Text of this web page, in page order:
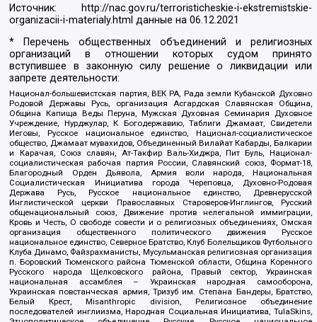
Источник:
http://nac.gov.ru/terroristicheskie-i-ekstremistskie-
organizacii-i-materialy.html данные на06.12.2021
* Перечень общественных объединений и религиозных
организаций в отношении которых судом принято
вступившее в законную силу решение о ликвидации или
запрете деятельности:
Национал-большевистская партия, ВЕК РА, Рада земли Кубанской Духовно
Родовой Державы Русь, организация Асгардская Славянская Община,
Община Капища Веды Перуна, Мужская Духовная Семинария Духовное
Учреждение, Нурджулар, К Богодержавию, Таблиги Джамаат, Свидетели
Иеговы, Русское национальное единство, Национал-социалистическое
общество, Джамаат мувахидов, Объединенный Вилайат Кабарды, Балкарии
и Карачая, Союз славян, Ат-Такфир Валь-Хиджра, Пит Буль, Национал-
социалистическая рабочая партия России, Славянский союз, Формат-18,
Благородный Орден Дьявола, Армия воли народа, Национальная
Социалистическая Инициатива города Череповца, Духовно-Родовая
Держава Русь, Русское национальное единство, Древнерусской
Инглистической церкви Православных Староверов-Инглингов, Русский
общенациональный союз, Движение против нелегальной иммиграции,
Кровь и Честь, О свободе совести и о религиозных объединениях, Омская
организация общественного политического движения Русское
национальное единство, Северное Братство, Клуб Болельщиков Футбольного
Клуба Динамо, Файзрахманисты, Мусульманская религиозная организация
п. Боровский Тюменского района Тюменской области, Община Коренного
Русского народа Щелковского района, Правый сектор, Украинская
национальная ассамблея – Украинская народная самооборона,
Украинская повстанческая армия, Тризуб им. Степана Бандеры, Братство,
Белый Крест, Misanthropic division, Религиозное объединение
последователей инглиизма, Народная Социальная Инициатива, TulaSkins,